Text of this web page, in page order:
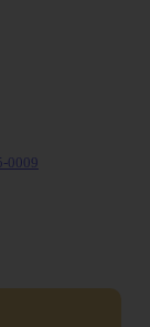
0009